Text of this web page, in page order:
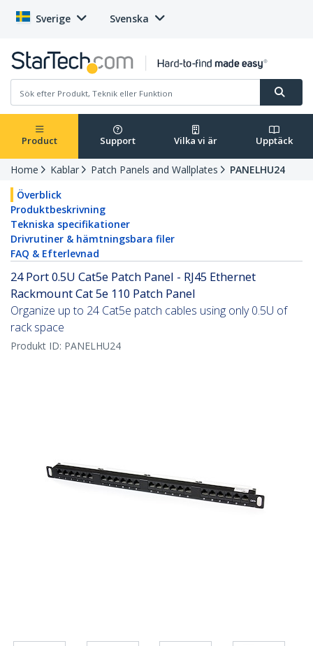
Sverige Svenska
Product Support Vilka vi är Upptäck
Home Kablar Patch Panels and Wallplates
PANELHU24
Överblick
Produktbeskrivning
Tekniska specifikationer
Drivrutiner & hämtningsbara filer
FAQ & Efterlevnad
24 Port 0.5U Cat5e Patch Panel - RJ45 Ethernet
Rackmount Cat 5e 110 Patch Panel
Organize up to 24 Cat5e patch cables using only 0.5U of
rack space
Produkt ID: PANELHU24